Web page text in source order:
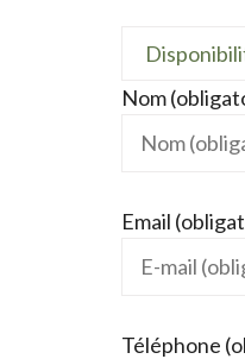
Nom
Email
Téléphone